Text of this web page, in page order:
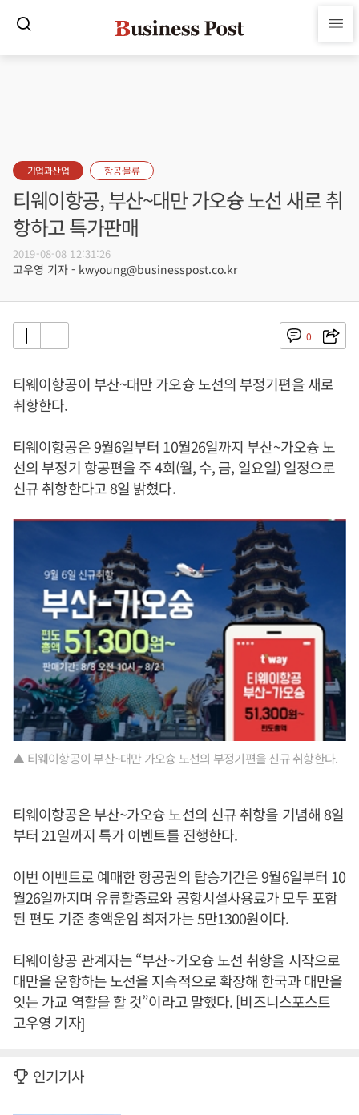
기업과산업 항공·물류
티웨이항공, 부산~대만 가오슝 노선 새로 취
항하고 특가판매
2019-08-08 12:31:26
고우영 기자 - kwyoung@businesspost.co.kr
0
티웨이항공이 부산~대만 가오슝 노선의 부정기편을 새로
취항한다.
티웨이항공은 9월6일부터 10월26일까지 부산~가오슝 노
선의 부정기 항공편을 주 4회(월, 수, 금, 일요일) 일정으로
신규 취항한다고 8일 밝혔다.
▲ 티웨이항공이 부산~대만 가오슝 노선의 부정기편을 신규 취항한다.
티웨이항공은 부산~가오슝 노선의 신규 취항을 기념해 8일
부터 21일까지 특가 이벤트를 진행한다.
이번 이벤트로 예매한 항공권의 탑승기간은 9월6일부터 10
월26일까지며 유류할증료와 공항시설사용료가 모두 포함
된 편도 기준 총액운임 최저가는 5만1300원이다.
티웨이항공 관계자는 “부산~가오슝 노선 취항을 시작으로
대만을 운항하는 노선을 지속적으로 확장해 한국과 대만을
잇는 가교 역할을 할 것”이라고 말했다. [비즈니스포스트
고우영 기자]
인기기사